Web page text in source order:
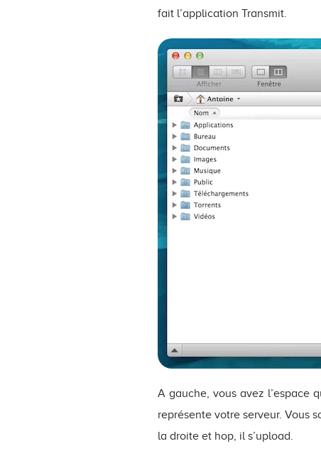
fait l’application Transmit.
A gauche, vous avez l’espace
représente votre serveur. Vous
la droite et hop, il s’upload.